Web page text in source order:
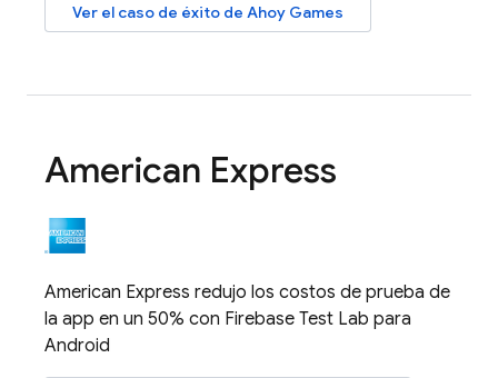
Ver el caso de éxito de Ahoy Games
American Express
American Express redujo los costos de prueba de
la app en un 50% con Firebase Test Lab para
Android